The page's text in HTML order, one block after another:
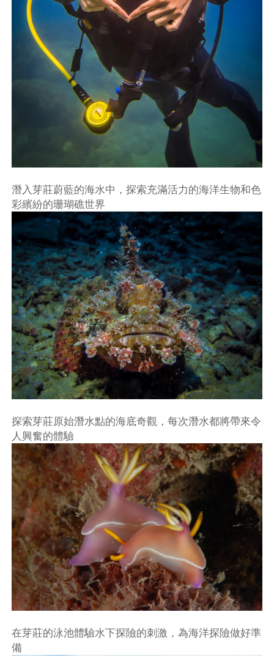
潛入芽莊蔚藍的海水中，探索充滿活力的海洋生物和色
彩繽紛的珊瑚礁世界
探索芽莊原始潛水點的海底奇觀，每次潛水都將帶來令
人興奮的體驗
在芽莊的泳池體驗水下探險的刺激，為海洋探險做好準
備